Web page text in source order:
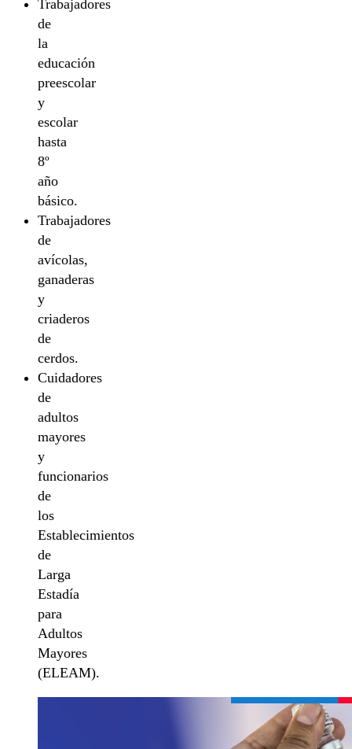
Trabajadores
de
la
educación
preescolar
y
escolar
hasta
8º
año
básico.
Trabajadores
de
avícolas,
ganaderas
y
criaderos
de
cerdos.
Cuidadores
de
adultos
mayores
y
funcionarios
de
los
Establecimientos
de
Larga
Estadía
para
Adultos
Mayores
(ELEAM).